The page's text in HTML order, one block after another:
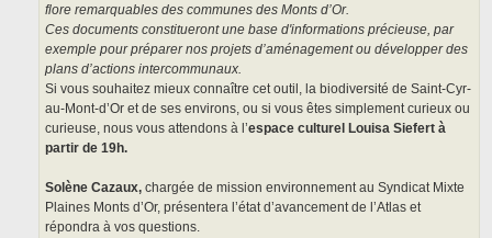
flore remarquables des communes des Monts d’Or.
Ces documents constitueront une base d'informations précieuse, par
exemple pour préparer nos projets d’aménagement ou développer des
plans d’actions intercommunaux.
Si vous souhaitez mieux connaître cet outil, la biodiversité de Saint-Cyr-
au-Mont-d’Or et de ses environs, ou si vous êtes simplement curieux ou
curieuse, nous vous attendons à l’espace culturel Louisa Siefert à
partir de 19h.
Solène Cazaux, chargée de mission environnement au Syndicat Mixte
Plaines Monts d’Or, présentera l’état d’avancement de l’Atlas et
répondra à vos questions.